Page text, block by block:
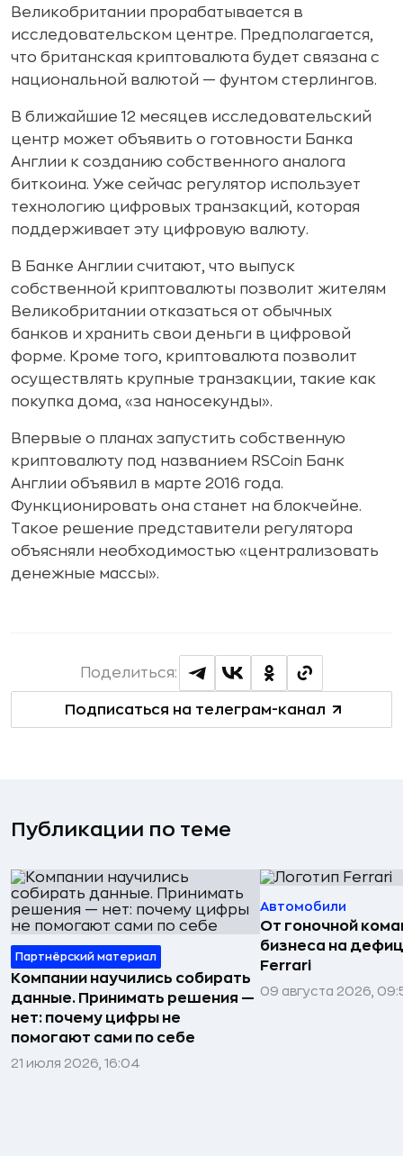
Великобритании прорабатывается в
исследовательском центре. Предполагается,
что британская криптовалюта будет связана с
национальной валютой — фунтом стерлингов.
В ближайшие 12 месяцев исследовательский
центр может объявить о готовности Банка
Англии к созданию собственного аналога
биткоина. Уже сейчас регулятор использует
технологию цифровых транзакций, которая
поддерживает эту цифровую валюту.
В Банке Англии считают, что выпуск
собственной криптовалюты позволит жителям
Великобритании отказаться от обычных
банков и хранить свои деньги в цифровой
форме. Кроме того, криптовалюта позволит
осуществлять крупные транзакции, такие как
покупка дома, «за наносекунды».
Впервые о планах запустить собственную
криптовалюту под названием RSCoin Банк
Англии объявил в марте 2016 года.
Функционировать она станет на блокчейне.
Такое решение представители регулятора
объясняли необходимостью «централизовать
денежные массы».
Подписаться на телеграм-канал
Поделиться:
Публикации по теме
Партнёрский материал
Компании научились собирать
данные. Принимать решения —
нет: почему цифры не
помогают сами по себе
21 июля 2026, 16:04
Автомобили
От гоночной
бизнеса на
Ferrari
09 августа 2026,